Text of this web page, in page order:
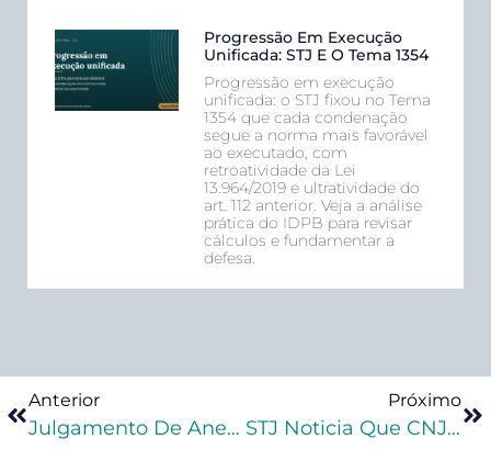
Progressão Em Execução
Unificada: STJ E O Tema 1354
Progressão em execução
unificada: o STJ fixou no Tema
1354 que cada condenação
segue a norma mais favorável
ao executado, com
retroatividade da Lei
13.964/2019 e ultratividade do
art. 112 anterior. Veja a análise
prática do IDPB para revisar
cálculos e fundamentar a
defesa.
Anterior
Julgamento De Anestesista Filmado Estuprando Mulher Durante Cesárea Começa Hoje
Próximo
STJ Noticia Que CNJ Aprova Norma Para Orientar Reconhecimento De Suspeitos